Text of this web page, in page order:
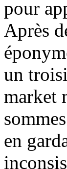
pour
Après
un
market
en